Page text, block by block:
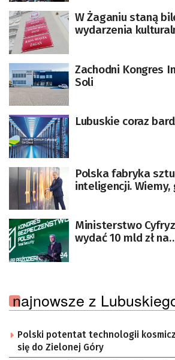
W Żaganiu staną
wydarzenia
Zachodni Kongres
Soli
Lubuskie coraz
Polska fabryka
inteligencji.
Ministerstwo
wydać 10 mld zł na
najnowsze z
Polski potentat technologii
się do Zielonej Góry